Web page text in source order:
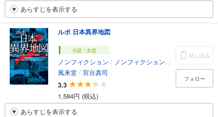
あらすじを表示する
ルポ 日本異界地図
小説・文芸
ノンフィクション / ノンフィクション・ドキュメンタリー
風来堂 / 宮台真司
3.3
1,584円 (税込)
試し読み
フォロー
あらすじを表示する